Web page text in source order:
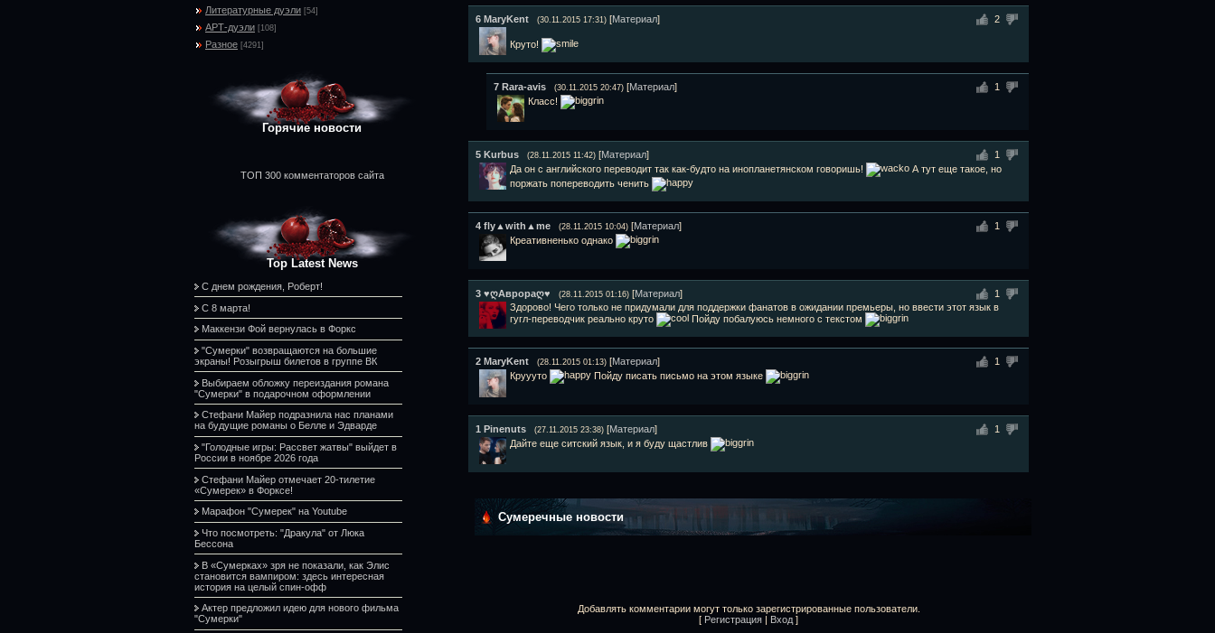
Литературные дуэли [54]
АРТ-дуэли [108]
Разное [4291]
Горячие новости
ТОП 300 комментаторов сайта
Top Latest News
С днем рождения, Роберт!
С 8 марта!
Маккензи Фой вернулась в Форкс
"Сумерки" возвращаются на большие
экраны! Розыгрыш билетов в группе ВК
Выбираем обложку переиздания романа
"Сумерки" в подарочном оформлении
Стефани Майер подразнила нас планами
на будущие романы о Белле и Эдварде
"Голодные игры: Рассвет жатвы" выйдет в
России в ноябре 2026 года
Стефани Майер отмечает 20-тилетие
«Сумерек» в Форксе!
Марафон "Сумерек" на Youtube
Что посмотреть: "Дракула" от Люка
Бессона
В «Сумерках» зря не показали, как Элис
становится вампиром: здесь интересная
история на целый спин-офф
Актер предложил идею для нового фильма
"Сумерки"
2
6 MaryKent (30.11.2015 17:31) [Материал]
Круто!
1
7 Rara-avis (30.11.2015 20:47) [Материал]
Класс!
1
5 Kurbus (28.11.2015 11:42) [Материал]
Да он с английского переводит так как-будто на инопланетянском говоришь!
А тут еще такое, но
поржать попереводить ченить
1
4 fly▲with▲me (28.11.2015 10:04) [Материал]
Креативненько однако
1
3 ♥ღАврораღ♥ (28.11.2015 01:16) [Материал]
Здорово! Чего только не придумали для поддержки фанатов в ожидании премьеры, но ввести этот язык в
гугл-переводчик реально круто
Пойду побалуюсь немного с текстом
1
2 MaryKent (28.11.2015 01:13) [Материал]
Круууто
Пойду писать письмо на этом языке
1
1 Pinenuts (27.11.2015 23:38) [Материал]
Дайте еще ситский язык, и я буду щастлив
Сумеречные новости
Добавлять комментарии могут только зарегистрированные пользователи.
[ Регистрация | Вход ]